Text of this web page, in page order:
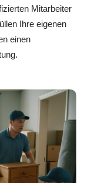
Mitarbeiter
Ihre eigenen
einen